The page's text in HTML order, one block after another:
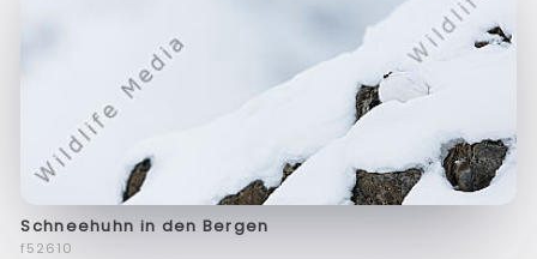
Schneehuhn in den Bergen
f52610